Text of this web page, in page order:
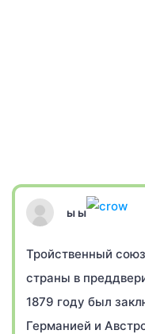
ы ы
Тройственный
страны в
1879 году был
Германией и